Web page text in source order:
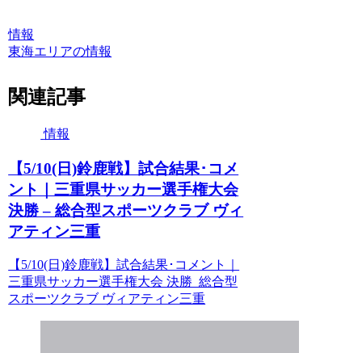
情報
東海エリアの情報
関連記事
情報
【5/10(日)鈴鹿戦】試合結果･コメ
ント｜三重県サッカー選手権大会
決勝 – 総合型スポーツクラブ ヴィ
アティン三重
【5/10(日)鈴鹿戦】試合結果･コメント｜
三重県サッカー選手権大会 決勝 総合型
スポーツクラブ ヴィアティン三重